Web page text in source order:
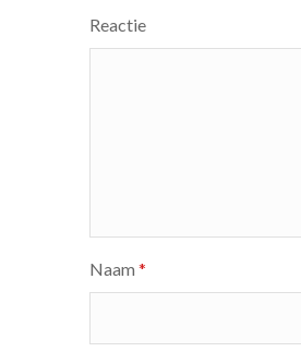
Reactie
Naam *